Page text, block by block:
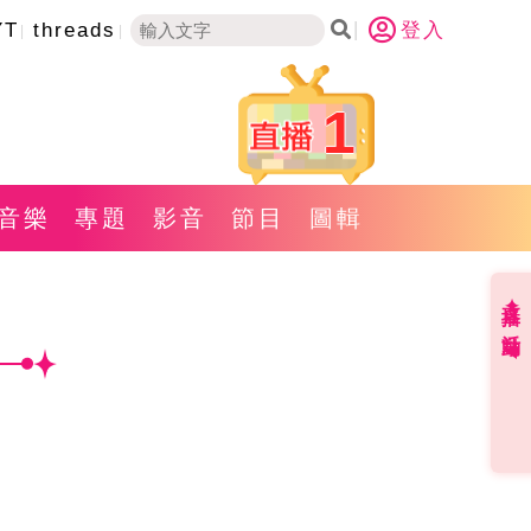
threads 登入
1
樂 專題 影音 節目 圖輯
直播✦活動